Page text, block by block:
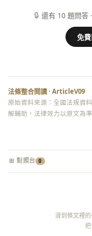
🔒 還有 10 題問答
免
法條整合閱讀 · ArticleV09
原始資料來源：全國法規資
解輔助，法律效力以原文為準
⊞ 對照台 0
滑到條文裡的